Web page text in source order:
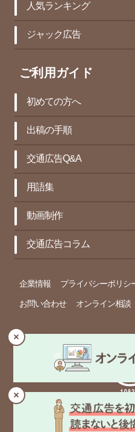
人気ランキング
ジャック広告
ご利用ガイド
初めての方へ
出稿の手順
交通広告Q&A
用語集
動画制作
交通広告コラム
企業情報 プライバシーポリシ
お問い合わせ オンライン相談
© Copyright 春光社